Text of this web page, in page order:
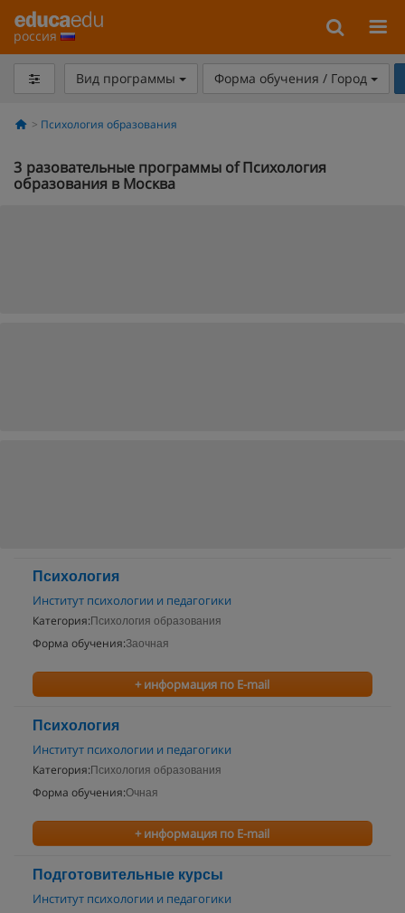
россия
Вид программы Форма обучения / Город
Психология образования
3 разовательные программы of Психология
образования в Москва
Психология
Институт психологии и педагогики
Категория: Психология образования
Форма обучения:Заочная
+ информация по E-mail
Психология
Институт психологии и педагогики
Категория: Психология образования
Форма обучения:Очная
+ информация по E-mail
Подготовительные курсы
Институт психологии и педагогики